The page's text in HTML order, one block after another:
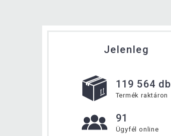
Jelenleg
119 564 db
Termék raktáron
91
Ügyfél online